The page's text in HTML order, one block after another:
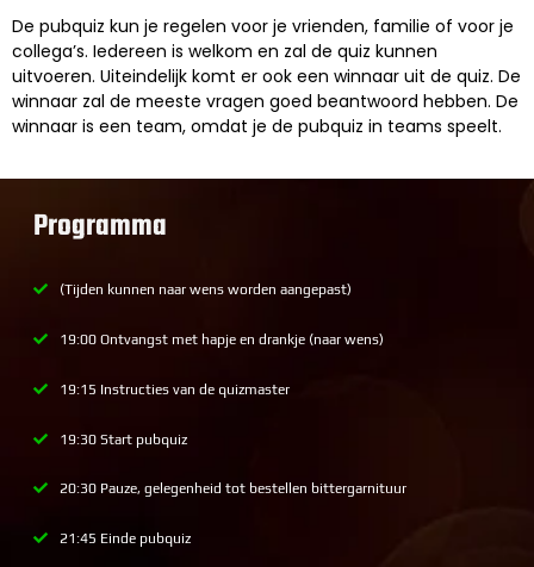
De pubquiz kun je regelen voor je vrienden, familie of voor je
collega’s. Iedereen is welkom en zal de quiz kunnen
uitvoeren. Uiteindelijk komt er ook een winnaar uit de quiz. De
winnaar zal de meeste vragen goed beantwoord hebben. De
winnaar is een team, omdat je de pubquiz in teams speelt.
Programma
(Tijden kunnen naar wens worden aangepast)
19:00 Ontvangst met hapje en drankje (naar wens)
19:15 Instructies van de quizmaster
19:30 Start pubquiz
20:30 Pauze, gelegenheid tot bestellen bittergarnituur
21:45 Einde pubquiz